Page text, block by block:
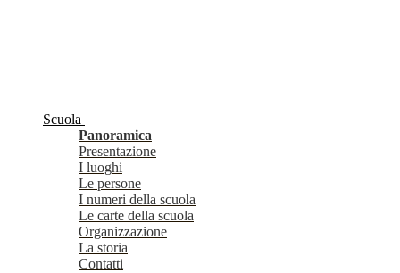
Scuola
Panoramica
Presentazione
I luoghi
Le persone
I numeri della scuola
Le carte della scuola
Organizzazione
La storia
Contatti